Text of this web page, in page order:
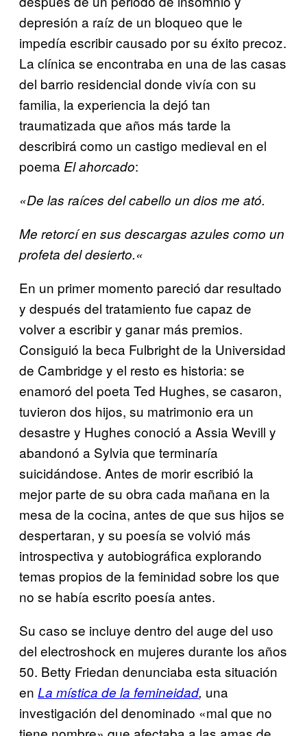
depresión a raíz de un bloqueo que le
impedía escribir causado por su éxito precoz.
La clínica se encontraba en una de las casas
del barrio residencial donde vivía con su
familia, la experiencia la dejó tan
traumatizada que años más tarde la
describirá como un castigo medieval en el
poema El ahorcado:
«De las raíces del cabello un dios me ató.
Me retorcí en sus descargas azules como un
profeta del desierto.«
En un primer momento pareció dar resultado
y después del tratamiento fue capaz de
volver a escribir y ganar más premios.
Consiguió la beca Fulbright de la Universidad
de Cambridge y el resto es historia: se
enamoró del poeta Ted Hughes, se casaron,
tuvieron dos hijos, su matrimonio era un
desastre y Hughes conoció a Assia Wevill y
abandonó a Sylvia que terminaría
suicidándose. Antes de morir escribió la
mejor parte de su obra cada mañana en la
mesa de la cocina, antes de que sus hijos se
despertaran, y su poesía se volvió más
introspectiva y autobiográfica explorando
temas propios de la feminidad sobre los que
no se había escrito poesía antes.
Su caso se incluye dentro del auge del uso
del electroshock en mujeres durante los años
50. Betty Friedan denunciaba esta situación
en La mística de la femineidad, una
investigación del denominado «mal que no